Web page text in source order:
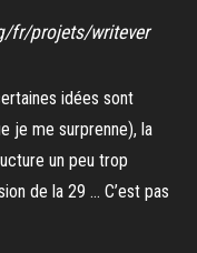
fr/projets/writever
idées sont
je me surprenne), la
un peu trop
de la 29 … C’est pas